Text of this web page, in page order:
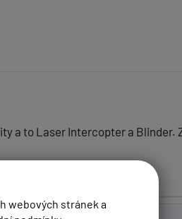
webových stránek a
a to Laser Intercopter a Blinder.